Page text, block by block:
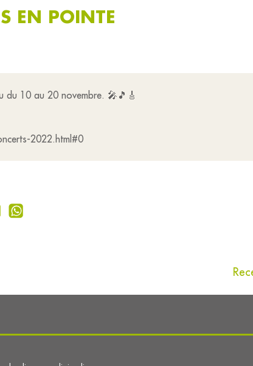
EN POINTE
du 10 au 20 novembre. 🎤🎵🎸
2022.html#0